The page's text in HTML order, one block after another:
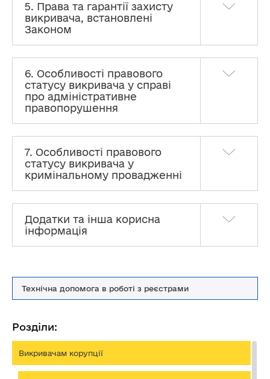
Технічна допомога в роботі з реєстрами
Розділи:
Викривачам корупції
5. Права та гарантії захисту
викривача, встановлені
Законом
6. Особливості правового
статусу викривача у справі
про адміністративне
правопорушення
7. Особливості правового
статусу викривача у
кримінальному провадженні
Додатки та інша корисна
інформація